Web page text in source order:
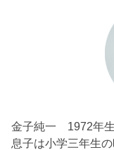
金子純一 1972年生
息子は小学三年生